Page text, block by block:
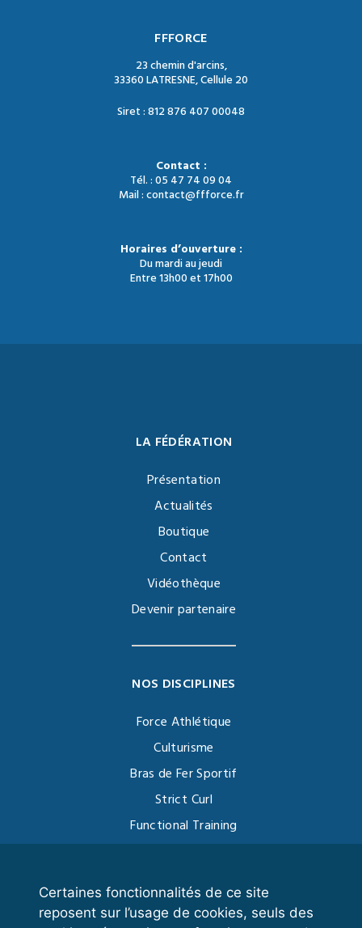
Certaines fonctionnalités de ce site
reposent sur l’usage de cookies, seuls des
FFFORCE
23 chemin d'arcins,
33360 LATRESNE, Cellule 20
Siret : 812 876 407 00048
Contact :
Tél. : 05 47 74 09 04
Mail : contact@ffforce.fr
Horaires d’ouverture :
Du mardi au jeudi
Entre 13h00 et 17h00
LA FÉDÉRATION
Présentation
Actualités
Boutique
Contact
Vidéothèque
Devenir partenaire
NOS DISCIPLINES
Force Athlétique
Culturisme
Bras de Fer Sportif
Strict Curl
Functional Training